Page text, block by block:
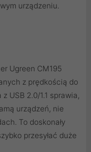
urządzeniu.
Ugreen CM195
z prędkością do
USB 2.0/1.1 sprawia,
urządzeń, nie
To doskonały
przesyłać duże